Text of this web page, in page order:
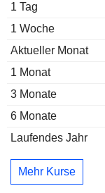
1 Tag
1 Woche
Aktueller Monat
1 Monat
3 Monate
6 Monate
Laufendes Jahr
Mehr Kurse